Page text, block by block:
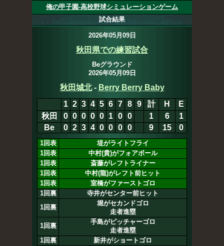
俺の甲子園-高校野球シミュレーションゲーム
試合結果
2026年05月09日
秋田県での練習試合
Beグラウンド
2026年05月09日
秋田城北 - Berry Berry Baby
1 2 3 4 5 6 7 8 9 計 H
E
秋田
0 0 0 0 0 1 0 0 1 6
1
Be
0 2 3 4 0 0 0 0 9 15 0
1回表
堤がライトフライ
1回表
中村(貴)がフォアボール
1回表
斎藤がレフトライナー
1回表
中村(龍)がレフト前ヒット
1回表
室橋がファーストゴロ
1回裏
寺井がセンター前ヒット
1回裏
堀がセカンドゴロ
走者進塁
1回裏
手島がピッチャーゴロ
走者進塁
1回裏
新井がショートゴロ